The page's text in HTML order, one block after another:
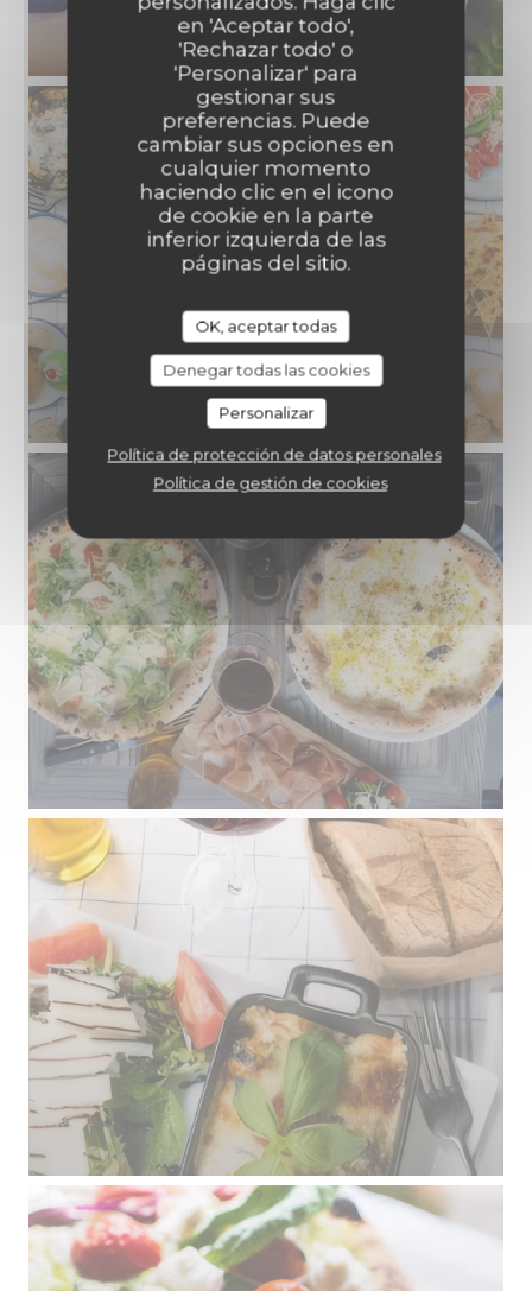
en 'Aceptar todo',
'Rechazar todo' o
'Personalizar' para
gestionar sus
preferencias. Puede
cambiar sus opciones en
cualquier momento
haciendo clic en el icono
de cookie en la parte
inferior izquierda de las
páginas del sitio.
OK, aceptar todas
Denegar todas las cookies
Personalizar
Política de protección de datos personales
Política de gestión de cookies